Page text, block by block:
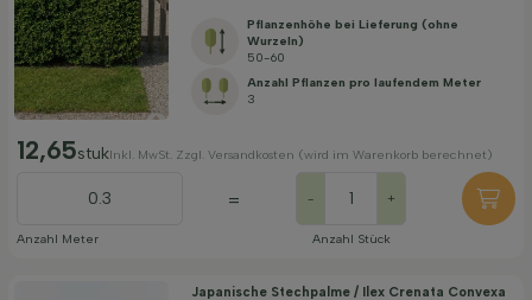
Pflanzenhöhe bei Lieferung (ohne
Wurzeln)
50-60
Anzahl Pflanzen pro laufendem Meter
3
12,65stukInkl. MwSt. Zzgl. Versandkosten (wird im Warenkorb berechnet)
Anzahl Meter
= - +
Anzahl Stück
Japanische Stechpalme / Ilex Crenata Convexa